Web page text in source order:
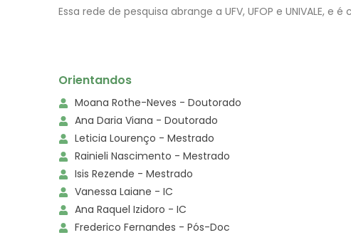
Essa rede de pesquisa abrange a UFV, UFOP e
Orientandos
Moana Rothe-Neves - Doutorado
Ana Daria Viana - Doutorado
Leticia Lourenço - Mestrado
Rainieli Nascimento - Mestrado
Isis Rezende - Mestrado
Vanessa Laiane - IC
Ana Raquel Izidoro - IC
Frederico Fernandes - Pós-Doc